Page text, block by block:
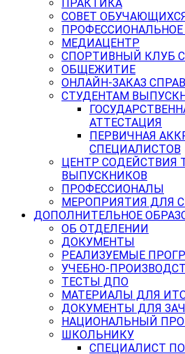
ПРАКТИКА
СОВЕТ
МЕДИАЦЕНТР
СПОРТИВНЫЙ КЛУБ
ОБЩЕЖИТИЕ
ОНЛАЙН-ЗАКАЗ
СТУДЕНТАМ
АТТЕСТАЦИЯ
ПЕРВИЧНАЯ
СПЕЦИАЛИСТОВ
ЦЕНТР СОДЕЙСТВИЯ
ВЫПУСКНИКОВ
ПРОФЕССИОНАЛЫ
МЕРОПРИЯТИЯ ДЛЯ
ДОПОЛНИТЕЛЬНОЕ
ОБ ОТДЕЛЕНИИ
ДОКУМЕНТЫ
РЕАЛИЗУЕМЫЕ
УЧЕБНО-
ТЕСТЫ ДПО
МАТЕРИАЛЫ ДЛЯ
ДОКУМЕНТЫ ДЛЯ
НАЦИОНАЛЬНЫЙ
ШКОЛЬНИКУ
СПЕЦИАЛИСТ